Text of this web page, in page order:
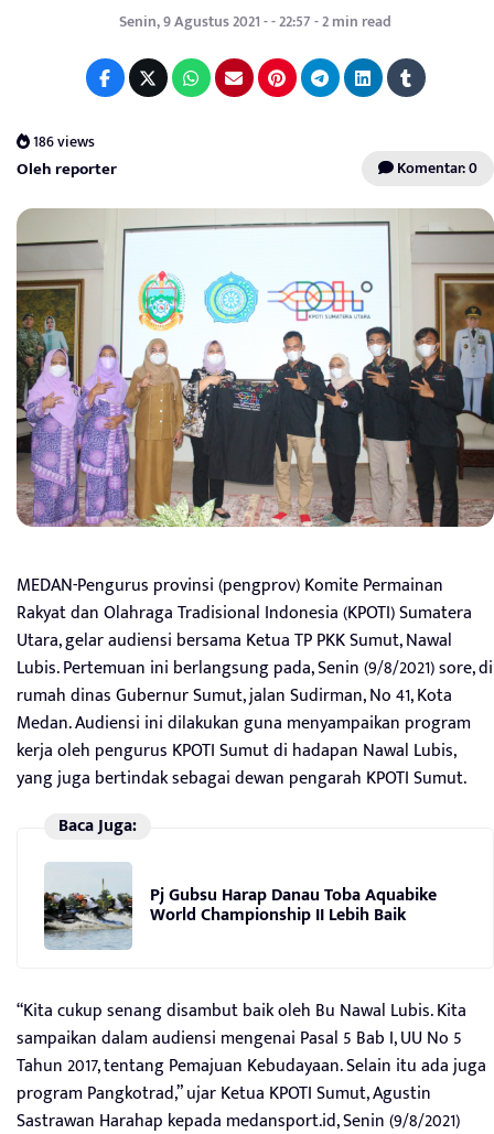
Senin, 9 Agustus 2021 - - 22:57 - 2 min read
186 views
Oleh reporter Komentar: 0
MEDAN-Pengurus provinsi (pengprov) Komite Permainan
Rakyat dan Olahraga Tradisional Indonesia (KPOTI) Sumatera
Utara, gelar audiensi bersama Ketua TP PKK Sumut, Nawal
Lubis. Pertemuan ini berlangsung pada, Senin (9/8/2021) sore, di
rumah dinas Gubernur Sumut, jalan Sudirman, No 41, Kota
Medan. Audiensi ini dilakukan guna menyampaikan program
kerja oleh pengurus KPOTI Sumut di hadapan Nawal Lubis,
yang juga bertindak sebagai dewan pengarah KPOTI Sumut.
Baca Juga:
Pj Gubsu Harap Danau Toba Aquabike
World Championship II Lebih Baik
“Kita cukup senang disambut baik oleh Bu Nawal Lubis. Kita
sampaikan dalam audiensi mengenai Pasal 5 Bab I, UU No 5
Tahun 2017, tentang Pemajuan Kebudayaan. Selain itu ada juga
program Pangkotrad,” ujar Ketua KPOTI Sumut, Agustin
Sastrawan Harahap kepada medansport.id, Senin (9/8/2021)